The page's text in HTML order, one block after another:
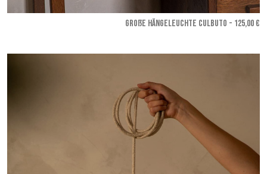
GROßE HÄNGELEUCHTE CULBUTO - 125,00 €